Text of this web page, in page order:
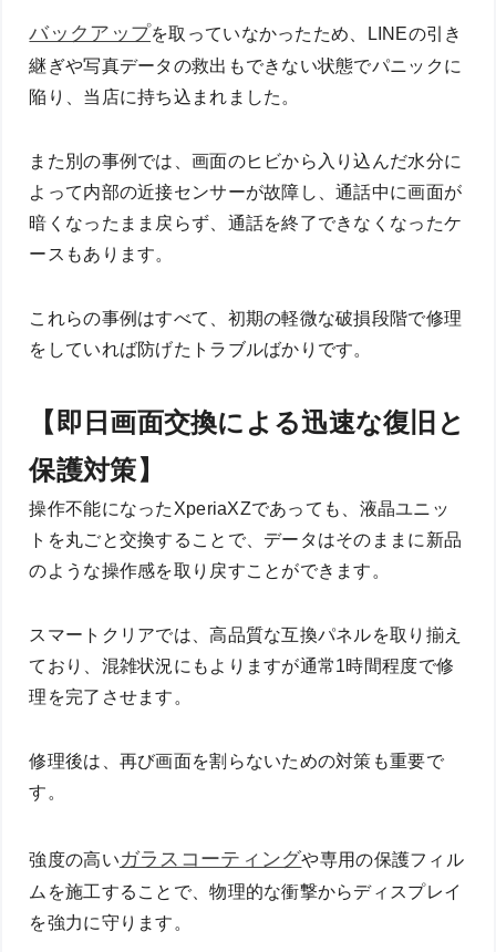
バックアップを取っていなかったため、LINEの引き
継ぎや写真データの救出もできない状態でパニックに
陥り、当店に持ち込まれました。
また別の事例では、画面のヒビから入り込んだ水分に
よって内部の近接センサーが故障し、通話中に画面が
暗くなったまま戻らず、通話を終了できなくなったケ
ースもあります。
これらの事例はすべて、初期の軽微な破損段階で修理
をしていれば防げたトラブルばかりです。
【即日画面交換による迅速な復旧と
保護対策】
操作不能になったXperiaXZであっても、液晶ユニッ
トを丸ごと交換することで、データはそのままに新品
のような操作感を取り戻すことができます。
スマートクリアでは、高品質な互換パネルを取り揃え
ており、混雑状況にもよりますが通常1時間程度で修
理を完了させます。
修理後は、再び画面を割らないための対策も重要で
す。
強度の高いガラスコーティングや専用の保護フィル
ムを施工することで、物理的な衝撃からディスプレイ
を強力に守ります。